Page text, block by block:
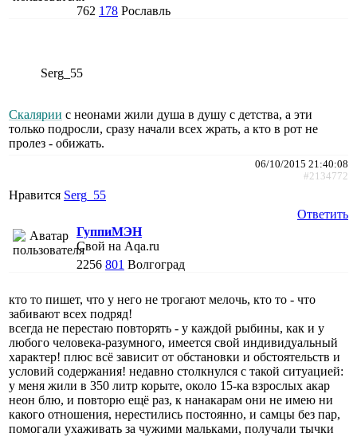
762 178 Рославль
Serg_55
Скалярии с неонами жили душа в душу с детства, а эти
только подросли, сразу начали всех жрать, а кто в рот не
пролез - обижать.
06/10/2015 21:40:08
#2134772
Нравится Serg_55
Ответить
ГуппиМЭН
Свой на Aqa.ru
2256 801 Волгоград
кто то пишет, что у него не трогают мелочь, кто то - что
забивают всех подряд!
всегда не перестаю повторять - у каждой рыбины, как и у
любого человека-разумного, имеется свой индивидуальный
характер! плюс всё зависит от обстановки и обстоятельств и
условий содержания! недавно столкнулся с такой ситуацией:
у меня жили в 350 литр корыте, около 15-ка взрослых акар
неон блю, и повторю ещё раз, к нанакарам они не имею ни
какого отношения, нерестились постоянно, и самцы без пар,
помогали ухаживать за чужими мальками, получали тычки